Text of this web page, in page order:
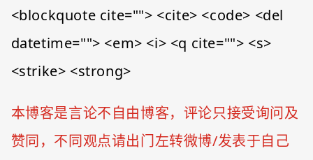
<blockquote cite=""> <cite> <code> <del
datetime=""> <em> <i> <q cite=""> <s>
<strike> <strong>
本博客是言论不自由博客，评论只接受询问及
赞同，不同观点请出门左转微博/发表于自己